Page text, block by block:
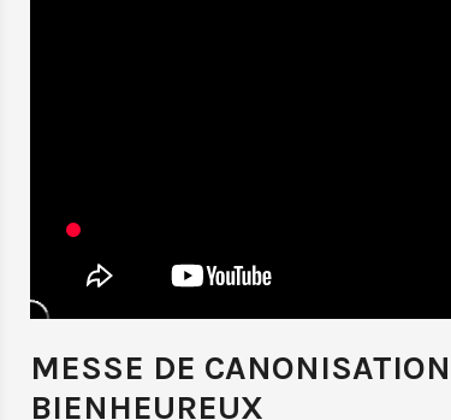
MESSE DE
BIENHEUREUX